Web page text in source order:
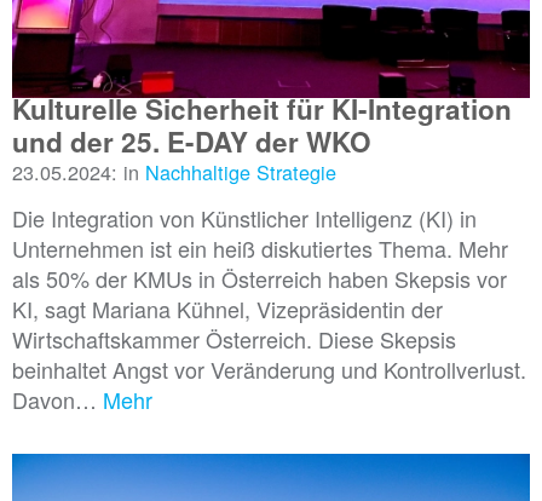
Kulturelle Sicherheit für KI-Integration
und der 25. E-DAY der WKO
23.05.2024: in Nachhaltige Strategie
Die Integration von Künstlicher Intelligenz (KI) in
Unternehmen ist ein heiß diskutiertes Thema. Mehr
als 50% der KMUs in Österreich haben Skepsis vor
KI, sagt Mariana Kühnel, Vizepräsidentin der
Wirtschaftskammer Österreich. Diese Skepsis
beinhaltet Angst vor Veränderung und Kontrollverlust.
Davon… Mehr